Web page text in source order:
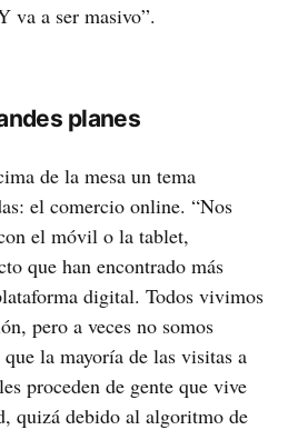
va a ser masivo”.
planes
de la mesa un tema
el comercio online. “Nos
el móvil o la tablet,
que han encontrado más
digital. Todos vivimos
pero a veces no somos
la mayoría de las visitas a
proceden de gente que vive
quizá debido al algoritmo de